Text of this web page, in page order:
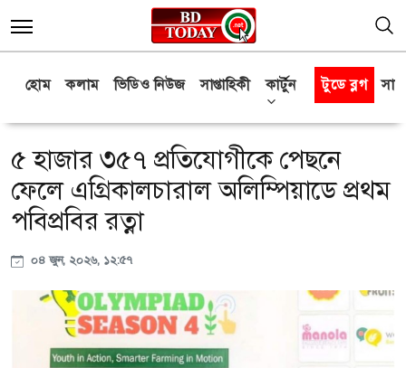
হোম কলাম ভিডিও নিউজ সাপ্তাহিকী কার্টুন টুডে ব্লগ
৫ হাজার ৩৫৭ প্রতিযোগীকে পেছনে
ফেলে এগ্রিকালচারাল অলিম্পিয়াডে প্রথম
পবিপ্রবির রত্না
০৪ জুন, ২০২৬, ১২:৫৭